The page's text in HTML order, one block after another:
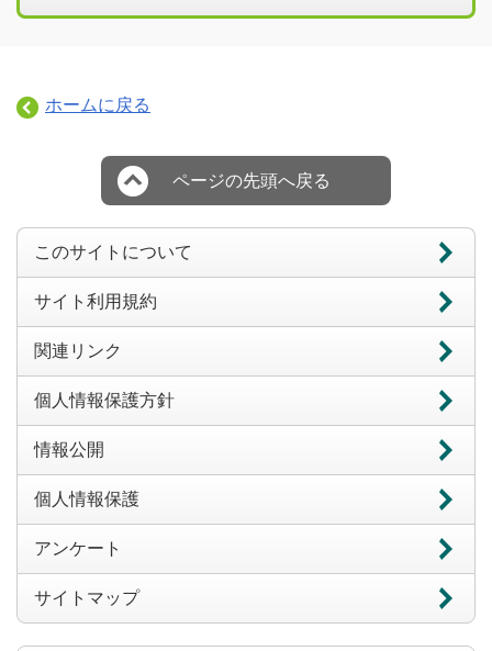
ホームに戻る
ページの先頭へ戻る
このサイトについて
サイト利用規約
関連リンク
個人情報保護方針
情報公開
個人情報保護
アンケート
サイトマップ